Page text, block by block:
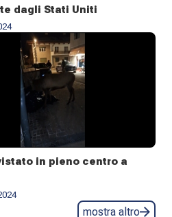
dagli Stati Uniti
in pieno centro a
mostra altro